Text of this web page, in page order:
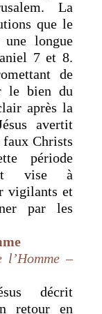
La
que le
longue
7 et 8.
de
le bien du
après la
avertit
Christs
période
vise à
vigilants et
par les
l’Homme –
décrit
retour en